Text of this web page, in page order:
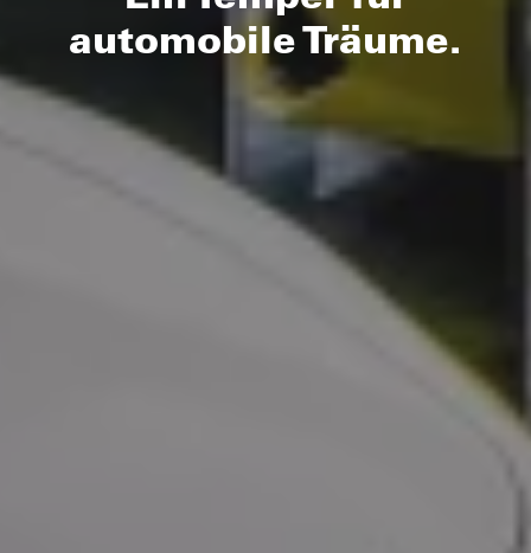
automobile Träume.